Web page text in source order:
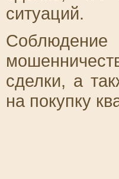
ситуаций.
сделки, а
на покупку